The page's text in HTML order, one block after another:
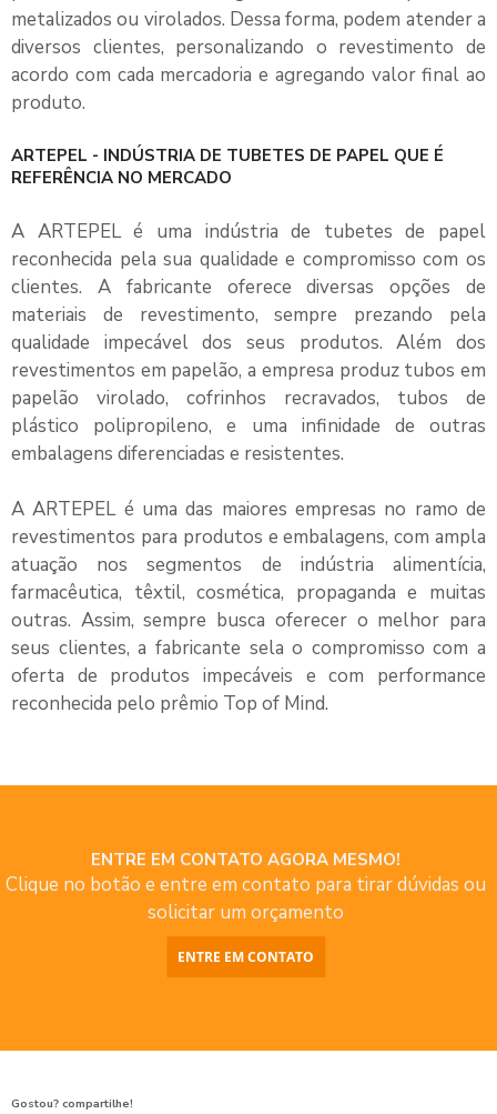
metalizados ou virolados. Dessa forma, podem atender a
diversos clientes, personalizando o revestimento de
acordo com cada mercadoria e agregando valor final ao
produto.
ARTEPEL - INDÚSTRIA DE TUBETES DE PAPEL QUE É
REFERÊNCIA NO MERCADO
A ARTEPEL é uma indústria de tubetes de papel
reconhecida pela sua qualidade e compromisso com os
clientes. A fabricante oferece diversas opções de
materiais de revestimento, sempre prezando pela
qualidade impecável dos seus produtos. Além dos
revestimentos em papelão, a empresa produz tubos em
papelão virolado, cofrinhos recravados, tubos de
plástico polipropileno, e uma infinidade de outras
embalagens diferenciadas e resistentes.
A ARTEPEL é uma das maiores empresas no ramo de
revestimentos para produtos e embalagens, com ampla
atuação nos segmentos de indústria alimentícia,
farmacêutica, têxtil, cosmética, propaganda e muitas
outras. Assim, sempre busca oferecer o melhor para
seus clientes, a fabricante sela o compromisso com a
oferta de produtos impecáveis e com performance
reconhecida pelo prêmio Top of Mind.
ENTRE EM CONTATO AGORA MESMO!
Clique no botão e entre em contato para tirar dúvidas ou
solicitar um orçamento
ENTRE EM CONTATO
Gostou? compartilhe!